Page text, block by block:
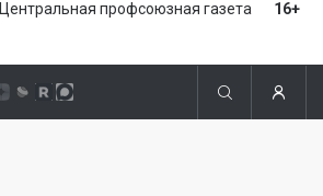
Центральная профсоюзная газета 16+